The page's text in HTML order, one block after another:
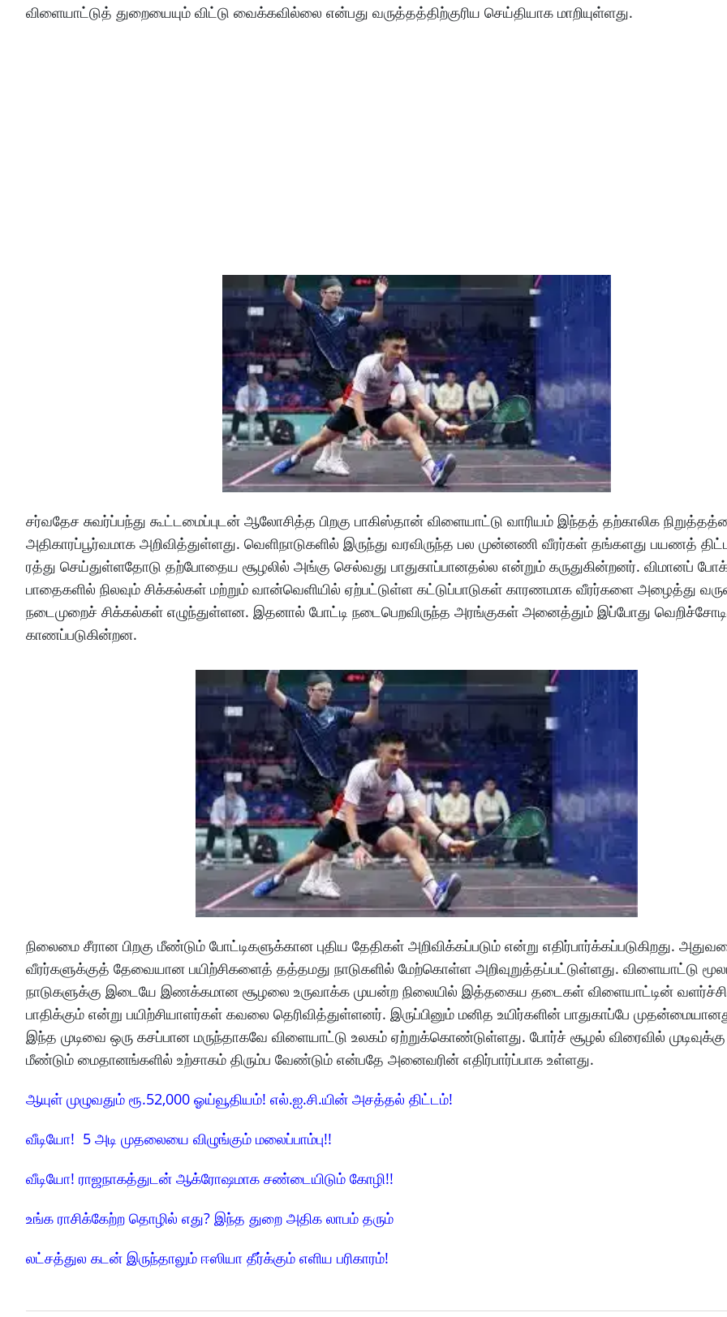
விளையாட்டுத் துறையையும் விட்டு வைக்கவில்லை என்பது வருத்தத்திற்குரிய செய்தியாக மாறியுள்ளது.
சர்வதேச சுவர்ப்பந்து கூட்டமைப்புடன் ஆலோசித்த பிறகு பாகிஸ்தான் விளையாட்டு வாரியம் இந்தத் தற்காலிக
அதிகாரப்பூர்வமாக அறிவித்துள்ளது. வெளிநாடுகளில் இருந்து வரவிருந்த பல முன்னணி வீரர்கள் தங்களது பயணத்
ரத்து செய்துள்ளதோடு தற்போதைய சூழலில் அங்கு செல்வது பாதுகாப்பானதல்ல என்றும் கருதுகின்றனர். விமானப்
பாதைகளில் நிலவும் சிக்கல்கள் மற்றும் வான்வெளியில் ஏற்பட்டுள்ள கட்டுப்பாடுகள் காரணமாக வீரர்களை அழைத்து
நடைமுறைச் சிக்கல்கள் எழுந்துள்ளன. இதனால் போட்டி நடைபெறவிருந்த அரங்குகள் அனைத்தும் இப்போது
காணப்படுகின்றன.
நிலைமை சீரான பிறகு மீண்டும் போட்டிகளுக்கான புதிய தேதிகள் அறிவிக்கப்படும் என்று எதிர்பார்க்கப்படுகிறது.
வீரர்களுக்குத் தேவையான பயிற்சிகளைத் தத்தமது நாடுகளில் மேற்கொள்ள அறிவுறுத்தப்பட்டுள்ளது. விளையாட்டு
நாடுகளுக்கு இடையே இணக்கமான சூழலை உருவாக்க முயன்ற நிலையில் இத்தகைய தடைகள் விளையாட்டின்
பாதிக்கும் என்று பயிற்சியாளர்கள் கவலை தெரிவித்துள்ளனர். இருப்பினும் மனித உயிர்களின் பாதுகாப்பே
இந்த முடிவை ஒரு கசப்பான மருந்தாகவே விளையாட்டு உலகம் ஏற்றுக்கொண்டுள்ளது. போர்ச் சூழல் விரைவில்
மீண்டும் மைதானங்களில் உற்சாகம் திரும்ப வேண்டும் என்பதே அனைவரின் எதிர்பார்ப்பாக உள்ளது.
ஆயுள் முழுவதும் ரூ.52,000 ஓய்வூதியம்! எல்.ஐ.சி.யின் அசத்தல் திட்டம்!
வீடியோ! 5 அடி முதலையை விழுங்கும் மலைப்பாம்பு!!
வீடியோ! ராஜநாகத்துடன் ஆக்ரோஷமாக சண்டையிடும் கோழி!!
உங்க ராசிக்கேற்ற தொழில் எது? இந்த துறை அதிக லாபம் தரும்
லட்சத்துல கடன் இருந்தாலும் ஈஸியா தீர்க்கும் எளிய பரிகாரம்!